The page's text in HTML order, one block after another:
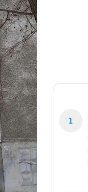
1